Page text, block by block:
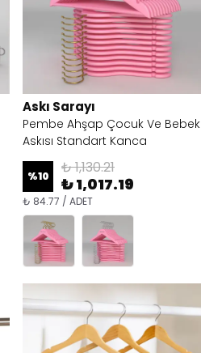
Askı Sarayı
Pembe Ahşap Çocuk Ve Bebek
Askısı Standart Kanca
%10 ₺ 1,130.21
₺ 1,017.19
₺ 84.77 / ADET